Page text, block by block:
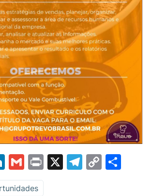
LinkedIn
GmailPrint
X Telegram
Copy